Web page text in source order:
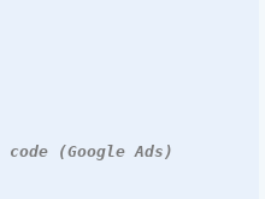
code (Google Ads)